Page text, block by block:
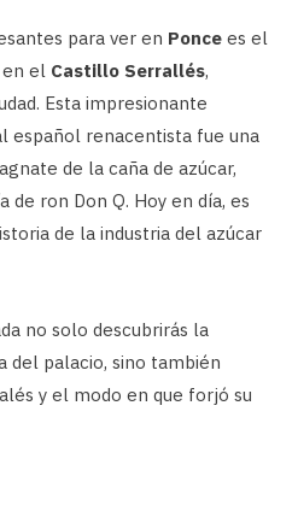
para ver en Ponce es el
el Castillo Serrallés,
Esta impresionante
español renacentista fue una
de la caña de azúcar,
ron Don Q. Hoy en día, es
de la industria del azúcar
no solo descubrirás la
del palacio, sino también
y el modo en que forjó su